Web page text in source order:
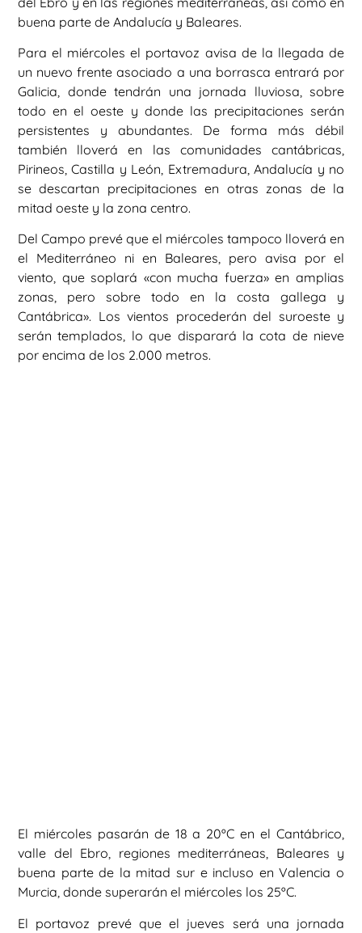
buena parte de Andalucía y Baleares.
Para el miércoles el portavoz avisa de la llegada de
un nuevo frente asociado a una borrasca entrará por
Galicia, donde tendrán una jornada lluviosa, sobre
todo en el oeste y donde las precipitaciones serán
persistentes y abundantes. De forma más débil
también lloverá en las comunidades cantábricas,
Pirineos, Castilla y León, Extremadura, Andalucía y no
se descartan precipitaciones en otras zonas de la
mitad oeste y la zona centro.
Del Campo prevé que el miércoles tampoco lloverá en
el Mediterráneo ni en Baleares, pero avisa por el
viento, que soplará «con mucha fuerza» en amplias
zonas, pero sobre todo en la costa gallega y
Cantábrica». Los vientos procederán del suroeste y
serán templados, lo que disparará la cota de nieve
por encima de los 2.000 metros.
El miércoles pasarán de 18 a 20ºC en el Cantábrico,
valle del Ebro, regiones mediterráneas, Baleares y
buena parte de la mitad sur e incluso en Valencia o
Murcia, donde superarán el miércoles los 25ºC.
El portavoz prevé que el jueves será una jornada